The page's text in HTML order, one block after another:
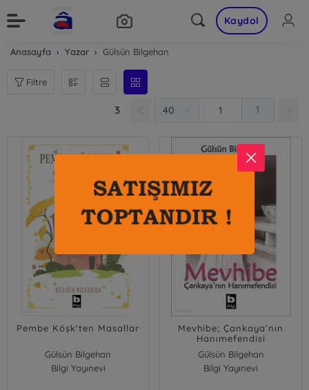
Kaydol
Anasayfa Yazar Gülsün Bilgehan
Filtre
3 1
Pembe Köşk'ten Masallar
Gülsün Bilgehan
Bilgi Yayınevi
Mevhibe; Çankaya'nın
Hanımefendisi
Gülsün Bilgehan
Bilgi Yayınevi